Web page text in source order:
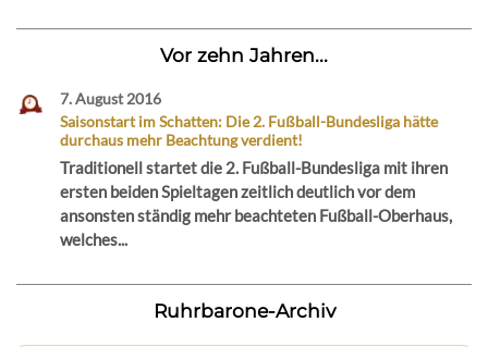
Vor zehn Jahren...
7. August 2016
Saisonstart im Schatten: Die 2. Fußball-Bundesliga hätte
durchaus mehr Beachtung verdient!
Traditionell startet die 2. Fußball-Bundesliga mit ihren
ersten beiden Spieltagen zeitlich deutlich vor dem
ansonsten ständig mehr beachteten Fußball-Oberhaus,
welches...
Ruhrbarone-Archiv